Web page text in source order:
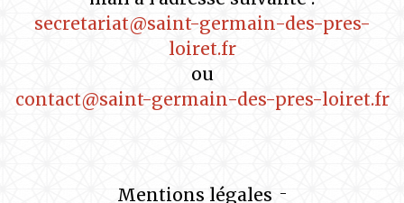
secretariat@saint-germain-des-pres-
loiret.fr
ou
contact@saint-germain-des-pres-loiret.fr
Mentions légales -